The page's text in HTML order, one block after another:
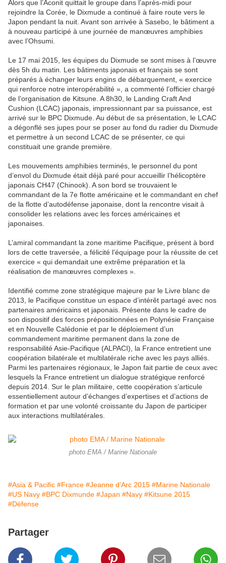
Alors que l’Aconit quittait le groupe dans l’après-midi pour
rejoindre la Corée, le Dixmude a continué à faire route vers le
Japon pendant la nuit. Avant son arrivée à Sasebo, le bâtiment a
à nouveau participé à une journée de manœuvres amphibies
avec l’Ohsumi.
Le 17 mai 2015, les équipes du Dixmude se sont mises à l’œuvre
dès 5h du matin. Les bâtiments japonais et français se sont
préparés à échanger leurs engins de débarquement, « exercice
qui renforce notre interopérabilité », a commenté l’officier chargé
de l’organisation de Kitsune. A 8h30, le Landing Craft And
Cushion (LCAC) japonais, impressionnant par sa puissance, est
arrivé sur le BPC Dixmude. Au début de sa présentation, le LCAC
a dégonflé ses jupes pour se poser au fond du radier du Dixmude
et permettre à un second LCAC de se présenter, ce qui
constituait une grande première.
Les mouvements amphibies terminés, le personnel du pont
d’envol du Dixmude était déjà paré pour accueillir l’hélicoptère
japonais CH47 (Chinook). A son bord se trouvaient le
commandant de la 7e flotte américaine et le commandant en chef
de la flotte d’autodéfense japonaise, dont la rencontre visait à
consolider les relations avec les forces américaines et
japonaises.
L’amiral commandant la zone maritime Pacifique, présent à bord
lors de cette traversée, a félicité l’équipage pour la réussite de cet
exercice « qui demandait une extrême préparation et la
réalisation de manœuvres complexes ».
Identifié comme zone stratégique majeure par le Livre blanc de
2013, le Pacifique constitue un espace d’intérêt partagé avec nos
partenaires américains et japonais. Présente dans le cadre de
son dispositif des forces prépositionnées en Polynésie Française
et en Nouvelle Calédonie et par le déploiement d’un
commandement maritime permanent dans la zone de
responsabilité Asie-Pacifique (ALPACI), la France entretient une
coopération bilatérale et multilatérale riche avec les pays alliés.
Parmi les partenaires régionaux, le Japon fait partie de ceux avec
lesquels la France entretient un dialogue stratégique renforcé
depuis 2014. Sur le plan militaire, cette coopération s’articule
essentiellement autour d’échanges d’expertises et d’actions de
formation et par une volonté croissante du Japon de participer
aux interactions multilatérales.
photo EMA / Marine Nationale
#Asia & Pacific #France #Jeanne d’Arc 2015 #Marine Nationale
#US Navy #BPC Dixmunde #Japan #Navy #Kitsune 2015
#Défense
Partager